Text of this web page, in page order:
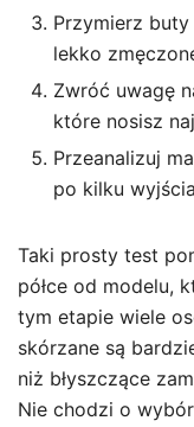
Przymierz
lekko
Zwróć uwagę
które nosisz
Przeanalizuj
po kilku
Taki prosty test
półce od modelu,
tym etapie wiele
skórzane są
niż błyszczące
Nie chodzi o